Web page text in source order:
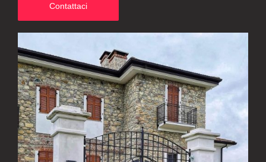
Contattaci